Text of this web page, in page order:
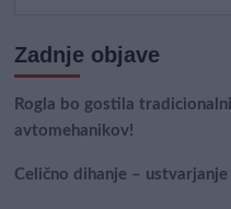
Zadnje objave
Rogla bo gostila
avtomehanikov!
Celično dihanje –